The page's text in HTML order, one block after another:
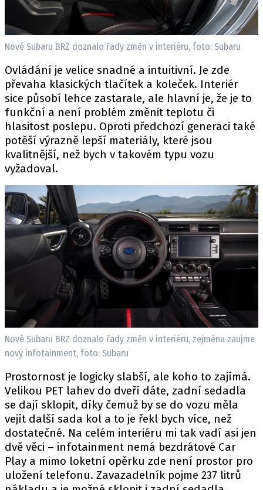
Nové Subaru BRZ doznalo řady změn v interiéru, foto: Subaru
Ovládání je velice snadné a intuitivní. Je zde
převaha klasických tlačítek a koleček. Interiér
sice působí lehce zastarale, ale hlavní je, že je to
funkční a není problém změnit teplotu či
hlasitost poslepu. Oproti předchozí generaci také
potěší výrazně lepší materiály, které jsou
kvalitnější, než bych v takovém typu vozu
vyžadoval.
Nové Subaru BRZ doznalo řady změn v interiéru, zejména zaujme
nový infotainment, foto: Subaru
Prostornost je logicky slabší, ale koho to zajímá.
Velikou PET lahev do dveří dáte, zadní sedadla
se dají sklopit, díky čemuž by se do vozu měla
vejít další sada kol a to je řekl bych více, než
dostatečné. Na celém interiéru mi tak vadí asi jen
dvě věci – infotainment nemá bezdrátové Car
Play a mimo loketní opěrku zde není prostor pro
uložení telefonu. Zavazadelník pojme 237 litrů